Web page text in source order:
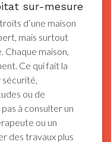
sur-mesure
d’une maison
mais surtout
Chaque maison,
Ce qui fait la
sécurité,
ou de
à consulter un
ou un
des travaux plus